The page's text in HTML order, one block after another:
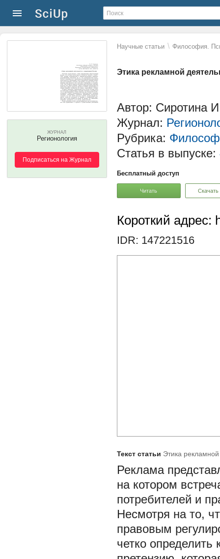
Научные статьи \ Философия.
Этика рекламной
ЖУРНАЛ
Регионология
Подписаться на Журнал
Автор: Сиротина
Журнал:
Рубрика:
Статья в выпуске:
Бесплатный доступ
Читать Скачать
Короткий адрес:
IDR: 147221516
Текст статьи Этика
Реклама
на котором
потребителей и
Несмотря на то,
правовым
четко